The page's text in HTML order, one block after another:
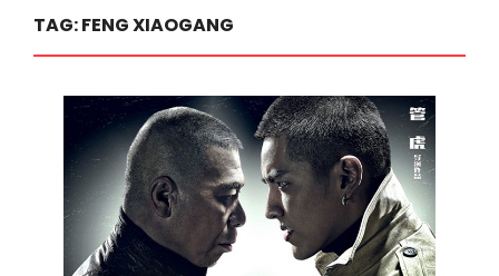
TAG:FENG XIAOGANG